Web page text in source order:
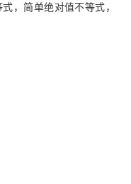
，简单绝对值不等式，